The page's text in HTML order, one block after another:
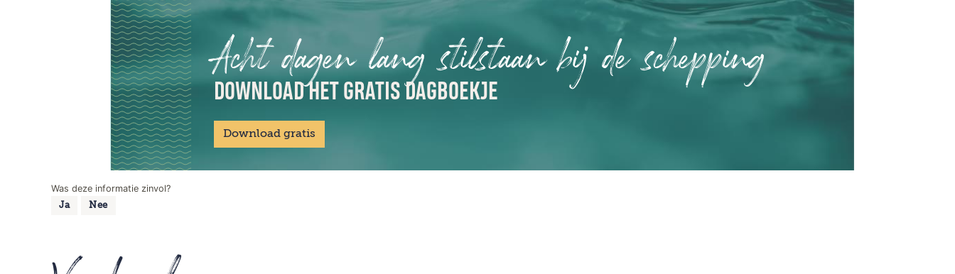
Acht dagen lang stilstaan bij de schepping
DOWNLOAD HET GRATIS DAGBOEKJE
Download gratis
Was deze informatie zinvol?
Ja Nee